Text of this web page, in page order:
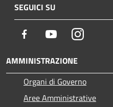
SEGUICI SU
Facebook YoutubeInstagram
AMMINISTRAZIONE
Organi di Governo
Aree Amministrative